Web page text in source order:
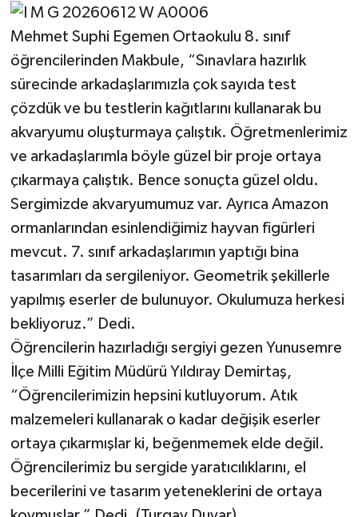
Mehmet Suphi Egemen Ortaokulu 8. sınıf
öğrencilerinden Makbule, “Sınavlara hazırlık
sürecinde arkadaşlarımızla çok sayıda test
çözdük ve bu testlerin kağıtlarını kullanarak bu
akvaryumu oluşturmaya çalıştık. Öğretmenlerimiz
ve arkadaşlarımla böyle güzel bir proje ortaya
çıkarmaya çalıştık. Bence sonuçta güzel oldu.
Sergimizde akvaryumumuz var. Ayrıca Amazon
ormanlarından esinlendiğimiz hayvan figürleri
mevcut. 7. sınıf arkadaşlarımın yaptığı bina
tasarımları da sergileniyor. Geometrik şekillerle
yapılmış eserler de bulunuyor. Okulumuza herkesi
bekliyoruz.” Dedi.
Öğrencilerin hazırladığı sergiyi gezen Yunusemre
İlçe Milli Eğitim Müdürü Yıldıray Demirtaş,
“Öğrencilerimizin hepsini kutluyorum. Atık
malzemeleri kullanarak o kadar değişik eserler
ortaya çıkarmışlar ki, beğenmemek elde değil.
Öğrencilerimiz bu sergide yaratıcılıklarını, el
becerilerini ve tasarım yeteneklerini de ortaya